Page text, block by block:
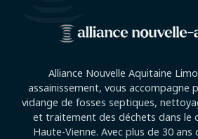
Alliance Nouvelle Aquitaine
assainissement, vous accompagne
vidange de fosses septiques,
et traitement des déchets dans le
Haute-Vienne. Avec plus de 30 ans